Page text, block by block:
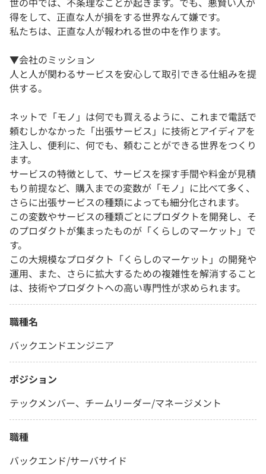
得をして、正直な人が損をする世界なんて嫌です。
私たちは、正直な人が報われる世の中を作ります。
▼会社のミッション
人と人が関わるサービスを安心して取引できる仕組みを提
供する。
ネットで「モノ」は何でも買えるように、これまで電話で
頼むしかなかった「出張サービス」に技術とアイディアを
注入し、便利に、何でも、頼むことができる世界をつくり
ます。
サービスの特徴として、サービスを探す手間や料金が見積
もり前提など、購入までの変数が「モノ」に比べて多く、
さらに出張サービスの種類によっても細分化されます。
この変数やサービスの種類ごとにプロダクトを開発し、そ
のプロダクトが集まったものが「くらしのマーケット」で
す。
この大規模なプロダクト「くらしのマーケット」の開発や
運用、また、さらに拡大するための複雑性を解消すること
は、技術やプロダクトへの高い専門性が求められます。
職種名
バックエンドエンジニア
ポジション
テックメンバー、チームリーダー/マネージメント
職種
バックエンド/サーバサイド